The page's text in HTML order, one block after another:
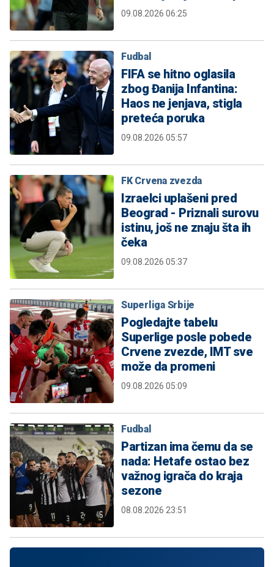
09.08.2026 06:25
Fudbal
FIFA se hitno oglasila
zbog Đanija Infantina:
Haos ne jenjava, stigla
preteća poruka
09.08.2026 05:57
FK Crvena zvezda
Izraelci uplašeni pred
Beograd - Priznali surovu
istinu, još ne znaju šta ih
čeka
09.08.2026 05:37
Superliga Srbije
Pogledajte tabelu
Superlige posle pobede
Crvene zvezde, IMT sve
može da promeni
09.08.2026 05:09
Fudbal
Partizan ima čemu da se
nada: Hetafe ostao bez
važnog igrača do kraja
sezone
08.08.2026 23:51